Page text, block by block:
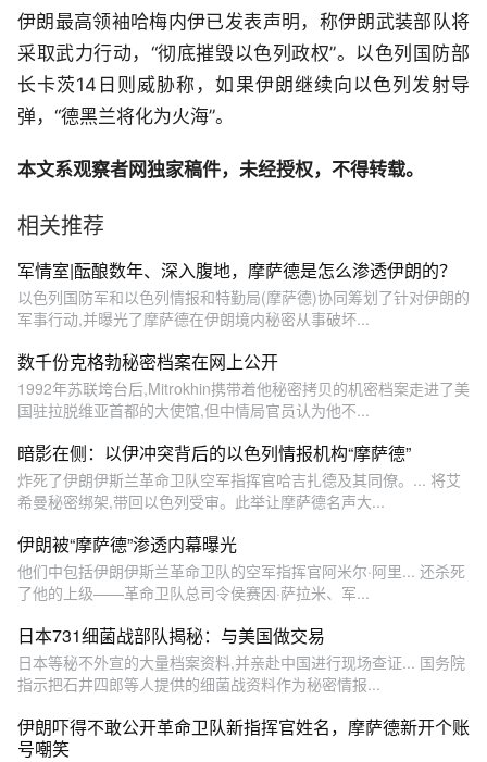
伊朗最高领袖哈梅内伊已发表声明，称伊朗武装部队将
采取武力行动，“彻底摧毁以色列政权”。以色列国防部
长卡茨14日则威胁称，如果伊朗继续向以色列发射导
弹，“德黑兰将化为火海”。
本文系观察者网独家稿件，未经授权，不得转载。
相关推荐
军情室|酝酿数年、深入腹地，摩萨德是怎么渗透伊朗的？
以色列国防军和以色列情报和特勤局(摩萨德)协同筹划了针对伊朗的
军事行动,并曝光了摩萨德在伊朗境内秘密从事破坏...
数千份克格勃秘密档案在网上公开
1992年苏联垮台后,Mitrokhin携带着他秘密拷贝的机密档案走进了美
国驻拉脱维亚首都的大使馆,但中情局官员认为他不...
暗影在侧：以伊冲突背后的以色列情报机构“摩萨德”
炸死了伊朗伊斯兰革命卫队空军指挥官哈吉扎德及其同僚。... 将艾
希曼秘密绑架,带回以色列受审。此举让摩萨德名声大...
伊朗被“摩萨德”渗透内幕曝光
他们中包括伊朗伊斯兰革命卫队的空军指挥官阿米尔·阿里... 还杀死
了他的上级——革命卫队总司令侯赛因·萨拉米、军...
日本731细菌战部队揭秘：与美国做交易
日本等秘不外宣的大量档案资料,并亲赴中国进行现场查证... 国务院
指示把石井四郎等人提供的细菌战资料作为秘密情报...
伊朗吓得不敢公开革命卫队新指挥官姓名，摩萨德新开个账
号嘲笑